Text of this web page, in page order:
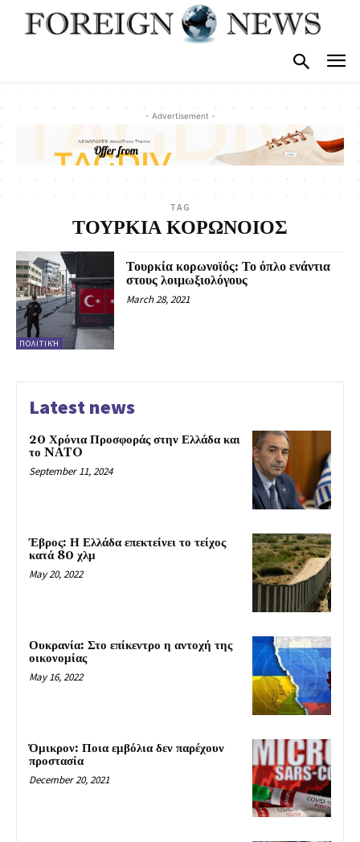
- Advertisement -
TAG
ΤΟΥΡΚΙΑ ΚΟΡΩΝΟΙΟΣ
ΠΟΛΙΤΙΚΉ
Τουρκία κορωνοϊός: Το όπλο ενάντια
στους λοιμωξιολόγους
March 28, 2021
Latest news
20 Χρόνια Προσφοράς στην Ελλάδα και
το NATO
September 11, 2024
Έβρος: Η Ελλάδα επεκτείνει το τείχος
κατά 80 χλμ
May 20, 2022
Ουκρανία: Στο επίκεντρο η αντοχή της
οικονομίας
May 16, 2022
Όμικρον: Ποια εμβόλια δεν παρέχουν
προστασία
December 20, 2021